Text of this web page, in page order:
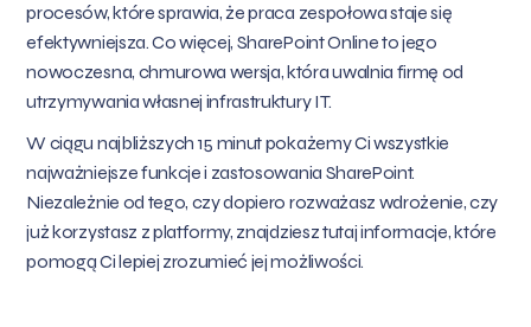
procesów, które sprawia, że praca zespołowa staje się
efektywniejsza. Co więcej, SharePoint Online to jego
nowoczesna, chmurowa wersja, która uwalnia firmę od
utrzymywania własnej infrastruktury IT.
W ciągu najbliższych 15 minut pokażemy Ci wszystkie
najważniejsze funkcje i zastosowania SharePoint.
Niezależnie od tego, czy dopiero rozważasz wdrożenie, czy
już korzystasz z platformy, znajdziesz tutaj informacje, które
pomogą Ci lepiej zrozumieć jej możliwości.